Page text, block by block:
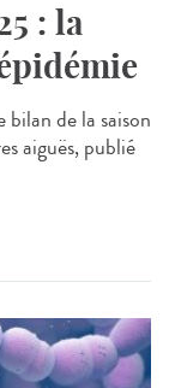
: la
de la saison
aiguës, publié